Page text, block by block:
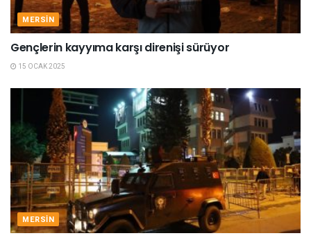
MERSIN
Gençlerin kayyıma karşı direnişi sürüyor
15 OCAK 2025
MERSIN